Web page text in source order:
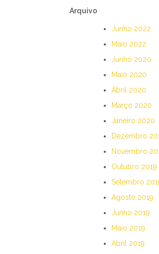
Arquivo
Junho 2022
Maio 2022
Junho 2020
Maio 2020
Abril 2020
Março 2020
Janeiro 2020
Dezembro
Novembro
Outubro 2019
Setembro
Agosto 2019
Junho 2019
Maio 2019
Abril 2019